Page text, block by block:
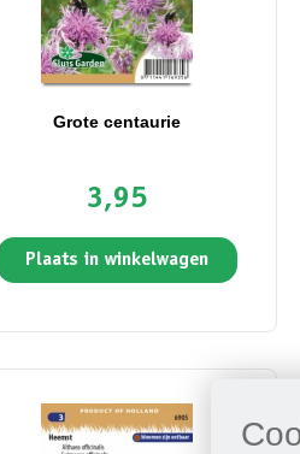
Grote centaurie
3,95
Plaats in winkelwagen